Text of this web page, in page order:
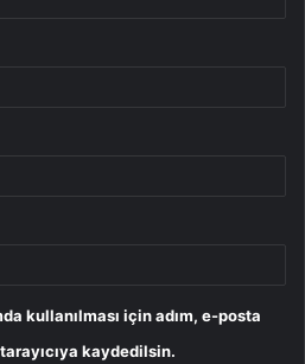
kullanılması için adım, e-posta
kaydedilsin.